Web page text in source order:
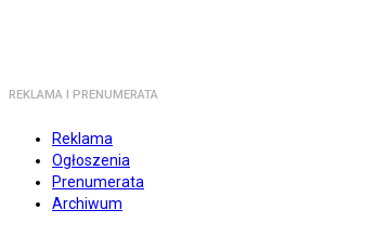
REKLAMA I PRENUMERATA
Reklama
Ogłoszenia
Prenumerata
Archiwum